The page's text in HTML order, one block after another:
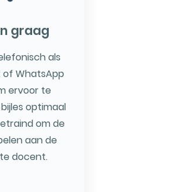
graag
als
of WhatsApp
ervoor te
optimaal
om de
aan de
docent.